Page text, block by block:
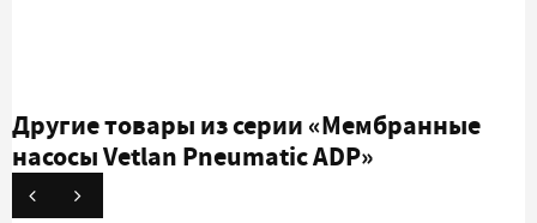
Другие товары из серии«Мембранные
насосы Vetlan Pneumatic ADP»